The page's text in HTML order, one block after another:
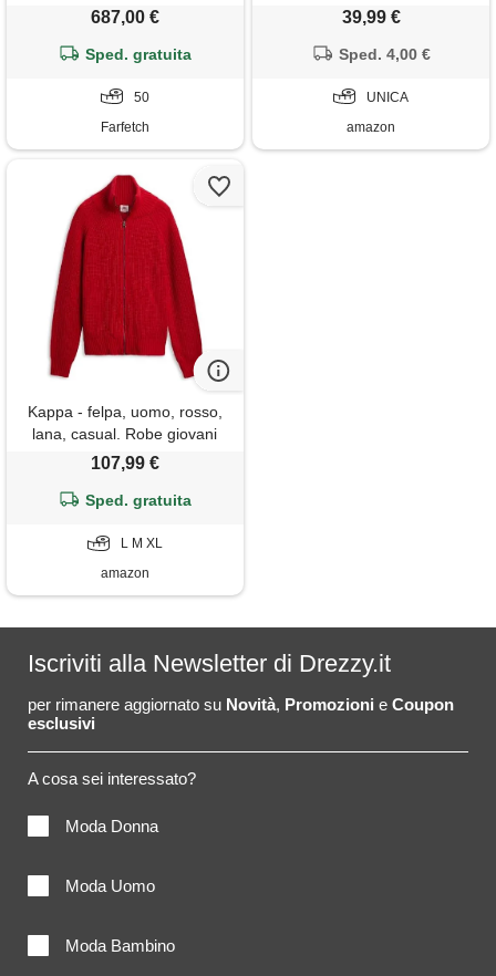
687,00 €
Sped. gratuita
50
Farfetch
felpa, loose blanket hoodie,
colore: rosso, taglia unica
39,99 €
Sped. 4,00 €
UNICA
amazon
Kappa - felpa, uomo, rosso,
lana, casual. Robe giovani
kigali, taglia: xl
107,99 €
Sped. gratuita
L M XL
amazon
Iscriviti alla Newsletter di Drezzy.it
per rimanere aggiornato su Novità, Promozioni e Coupon
esclusivi
A cosa sei interessato?
Moda Donna
Moda Uomo
Moda Bambino